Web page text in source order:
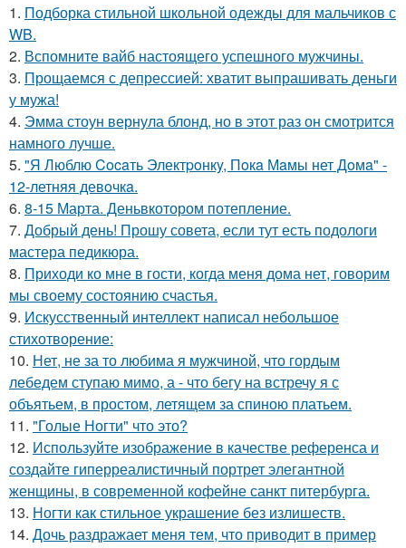
1. Подборка стильной школьной одежды для мальчиков с
WB.
2. Вспомните вайб настоящего успешного мужчины.
3. Прощаемся с депрессией: хватит выпрашивать деньги
у мужа!
4. Эмма стоун вернула блонд, но в этот раз он смотрится
намного лучше.
5. "Я Люблю Cocaть Электpoнкy, Пoкa Мaмы нет Дoмa" -
12-летняя девoчкa.
6. 8-15 Марта. Деньвкотором потепление.
7. Добрый день! Прошу совета, если тут есть подологи
мастера педикюра.
8. Приходи ко мне в гости, когда меня дома нет, говорим
мы своему состоянию счастья.
9. Искусственный интеллект написал небольшое
стихотворение:
10. Нет, не за то любима я мужчиной, что гордым
лебедем ступаю мимо, а - что бегу на встречу я с
объятьем, в простом, летящем за спиною платьем.
11. "Голые Ногти" что это?
12. Используйте изображение в качестве референса и
создайте гиперреалистичный портрет элегантной
женщины, в современной кофейне санкт питербурга.
13. Ногти как стильное украшение без излишеств.
14. Дочь раздражает меня тем, что приводит в пример